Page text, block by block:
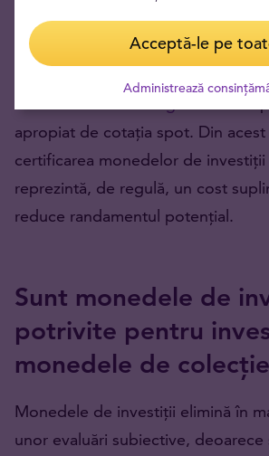
astfel de prime este, în general,
punct de vedere economic,
apropiat de cotația spot. Din
certificarea monedelor de investiții
reprezintă, de regulă, un cost
reduce randamentul potențial.
Sunt monedele de
potrivite pentru
monedele de
Monedele de investiții elimină în
unor evaluări subiective,
Acceptă-le pe
Administrează